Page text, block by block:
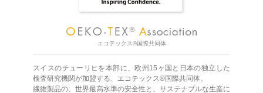
エコテックス®国際共同体
スイスのチューリヒを本部に、欧州15ヶ国と日本の独立した
検査研究機関が加盟する、エコテックス®国際共同体。
繊維製品の、世界最高水準の安全性と、サステナブルな生産に